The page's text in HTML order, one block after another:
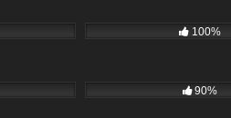
100%
90%